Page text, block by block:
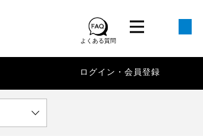
よくある質問
ログイン・会員登録